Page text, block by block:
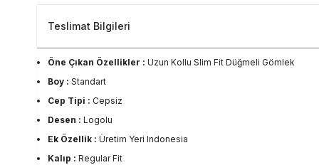
Teslimat Bilgileri
Öne Çıkan Özellikler : Uzun Kollu Slim Fit Düğmeli Gömlek
Boy : Standart
Cep Tipi : Cepsiz
Desen : Logolu
Ek Özellik : Üretim Yeri Indonesia
Kalıp : Regular Fit